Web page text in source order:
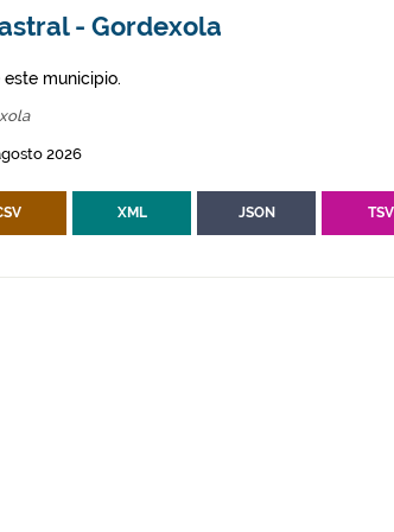
- Gordexola
municipio.
2026
XML JSON TSV